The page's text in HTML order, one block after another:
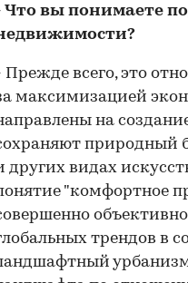
Что вы понимаете
Прежде всего, это
максимизацией
на
природный
других видах
"комфортное
трендов в